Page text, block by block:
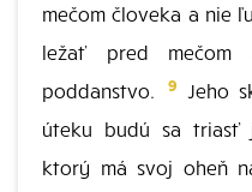
mečom človeka a nie
ležať pred
poddanstvo.
9 Jeho
úteku budú sa triasť
ktorý má svoj oheň